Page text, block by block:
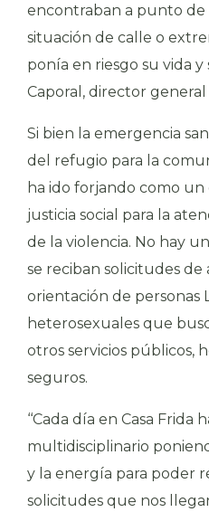
encontraban a punto
situación de calle o
ponía en riesgo su vida y
Caporal, director general
Si bien la emergencia
del refugio para la
ha ido forjando como un
justicia social para la
de la violencia. No hay
se reciban solicitudes
orientación de personas
heterosexuales que
otros servicios públicos,
seguros.
‘‘Cada día en Casa Frida
multidisciplinario
y la energía para poder
solicitudes que nos